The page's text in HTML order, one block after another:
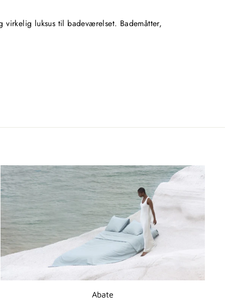
virkelig luksus til badeværelset. Bademåtter,
Abate